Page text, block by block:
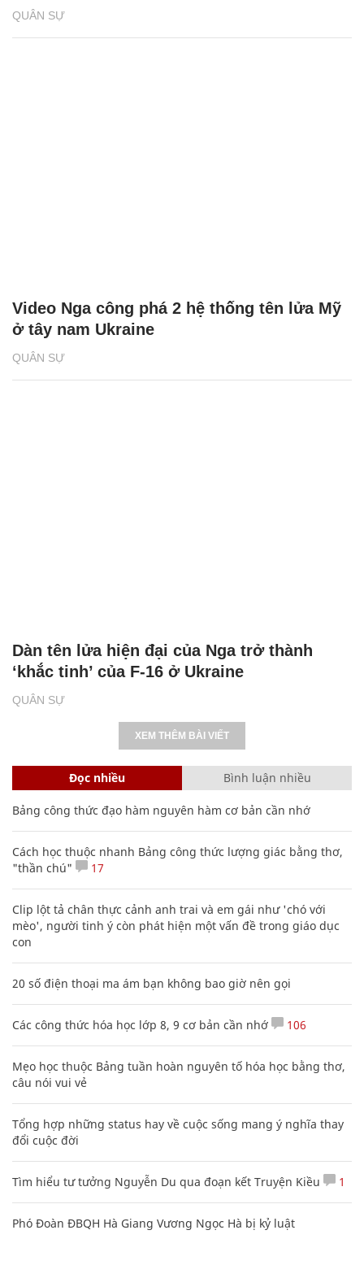
QUÂN SỰ
QUÂN SỰ
Video Nga công phá 2 hệ thống tên lửa Mỹ
ở tây nam Ukraine
QUÂN SỰ
Dàn tên lửa hiện đại của Nga trở thành
‘khắc tinh’ của F-16 ở Ukraine
XEM THÊM BÀI VIẾT
Đọc nhiều Bình luận nhiều
Bảng công thức đạo hàm nguyên hàm cơ bản cần nhớ
Cách học thuộc nhanh Bảng công thức lượng giác bằng thơ,
"thần chú"
17
Clip lột tả chân thực cảnh anh trai và em gái như 'chó với
mèo', người tinh ý còn phát hiện một vấn đề trong giáo dục
con
20 số điện thoại ma ám bạn không bao giờ nên gọi
Các công thức hóa học lớp 8, 9 cơ bản cần nhớ 106
Mẹo học thuộc Bảng tuần hoàn nguyên tố hóa học bằng thơ,
câu nói vui vẻ
Tổng hợp những status hay về cuộc sống mang ý nghĩa thay
đổi cuộc đời
Tìm hiểu tư tưởng Nguyễn Du qua đoạn kết Truyện Kiều 1
Phó Đoàn ĐBQH Hà Giang Vương Ngọc Hà bị kỷ luật